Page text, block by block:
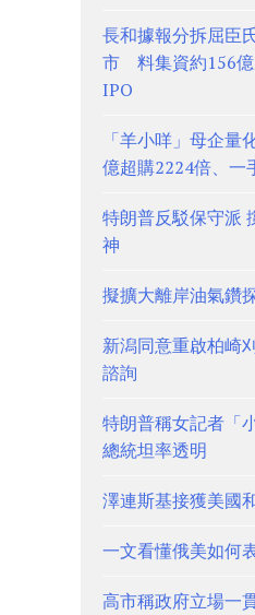
長和據報分拆屈臣
市 料集資約156億
IPO
「羊小咩」母企
億超購2224倍、一
特朗普反駁保守派
神
擬擴大離岸油氣鑽
新潟同意重啟柏崎
諮詢
特朗普稱女記者「
總統坦率透明
澤連斯基接獲美國
一文看懂俄美如何
高市稱政府立場一